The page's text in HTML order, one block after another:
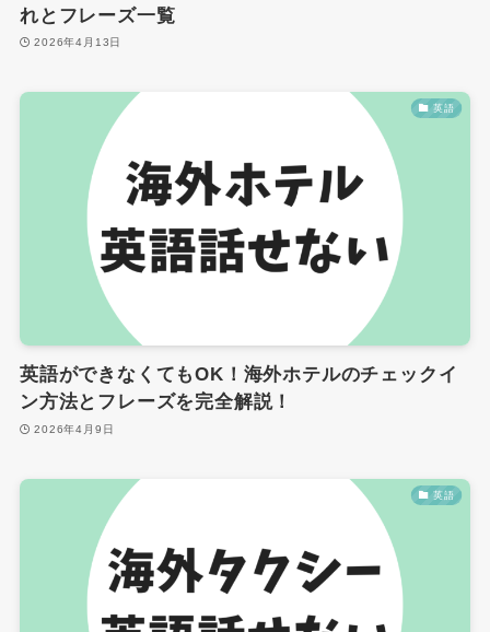
れとフレーズ一覧
2026年4月13日
英語
英語ができなくてもOK！海外ホテルのチェックイ
ン方法とフレーズを完全解説！
2026年4月9日
英語